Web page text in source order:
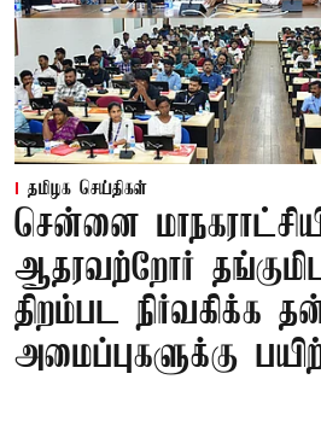
தமிழக செய்திகள்
சென்னை
ஆதரவற்றோர்
திறம்பட நிர்வகிக்க
அமைப்புகளுக்கு